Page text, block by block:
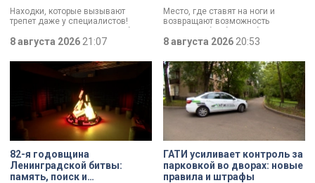
Находки, которые вызывают
трепет даже у специалистов!
Нательный крест возрастом более
тысячи лет и боевой топор – вот
главные трофеи археологической
экспедиции в Старой Ладоге в
8 августа 2026 21:07
до передового
медицинского центра
Место, где ставят на ноги и
возвращают возможность
двигаться без боли. Юбилей
отмечает Институт травматологии
и ортопедии имени Р.Р. Вредена.
8 августа 2026 20:53
82-я годовщина
Ленинградской битвы:
память, поиск и
ГАТИ усиливает контроль за
парковкой во дворах: новые
правила и штрафы